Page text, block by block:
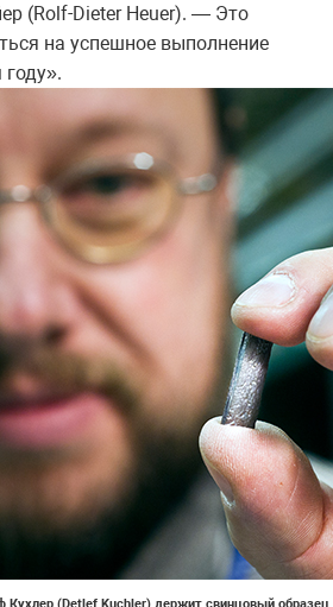
(Rolf-Dieter Heuer). — Это
на успешное выполнение
(Detlef Kuchler) держит свинцовый